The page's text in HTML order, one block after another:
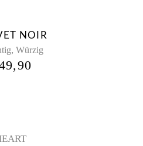
NOIR
, Würzig